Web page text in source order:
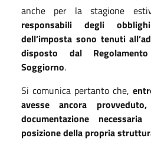
anche per la stagione
responsabili degli
dell’imposta sono tenuti
disposto dal
Soggiorno.
Si comunica pertanto che,
avesse ancora
documentazione
posizione della propria